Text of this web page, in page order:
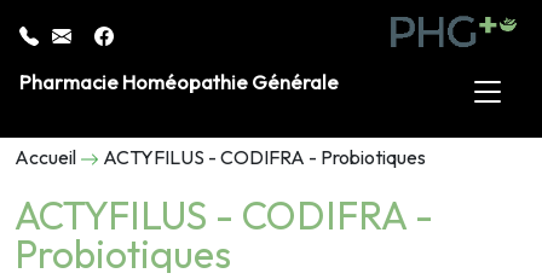
Pharmacie Homéopathie Générale
Accueil ACTYFILUS - CODIFRA - Probiotiques
ACTYFILUS - CODIFRA -
Probiotiques